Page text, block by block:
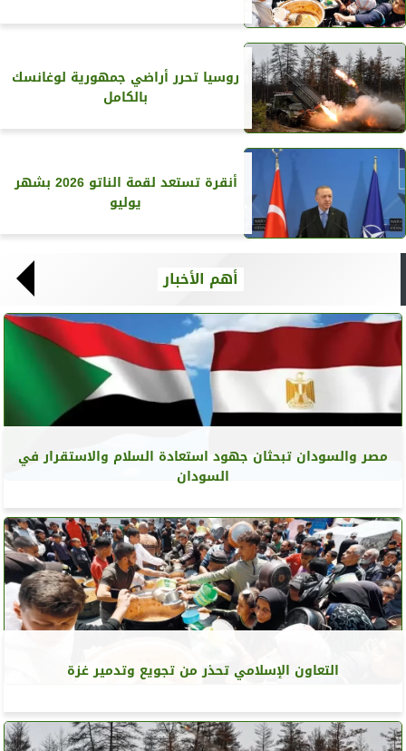
روسيا تحرر أراضي جمهورية لوغانسك
بالكامل
أنقرة تستعد لقمة الناتو 2026 بشهر
يوليو
أهم الأخبار
مصر والسودان تبحثان جهود استعادة السلام والاستقرار في
السودان
التعاون الإسلامي تحذر من تجويع وتدمير غزة